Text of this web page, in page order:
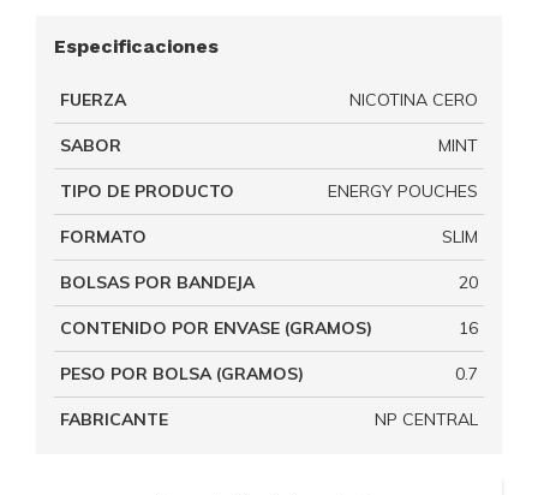
Especificaciones
FUERZA NICOTINA CERO
SABOR MINT
TIPO DE PRODUCTO ENERGY POUCHES
FORMATO SLIM
BOLSAS POR BANDEJA 20
CONTENIDO POR ENVASE (GRAMOS) 16
PESO POR BOLSA (GRAMOS) 0.7
FABRICANTE NP CENTRAL